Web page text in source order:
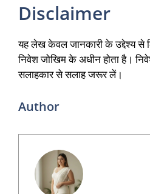
Disclaimer
यह लेख केवल जानकारी के उद्देश्य से
निवेश जोखिम के अधीन होता है।
सलाहकार से सलाह जरूर लें।
Author